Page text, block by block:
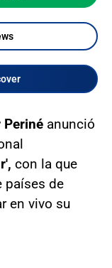
Periné anunció
con la que
países de
en vivo su